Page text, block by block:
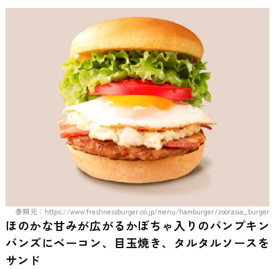
参照元：https://www.freshnessburger.co.jp/menu/hamburger/zoorasia_burger
ほのかな甘みが広がるかぼちゃ入りのパンプキン
バンズにベーコン、目玉焼き、タルタルソースを
サンド